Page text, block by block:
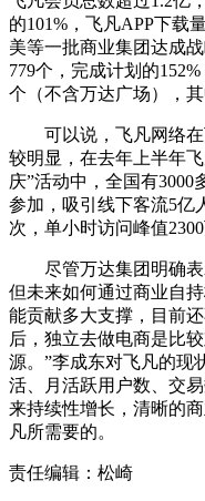
的101%，飞凡APP下载
美等一批商业集团达成
779个，完成计划的
个（不含万达广场），其
可以说，飞凡网络在
较明显，在去年上半年
庆”活动中，全国有
参加，吸引线下客流5亿
次，单小时访问峰值2300
尽管万达集团明确表
但未来如何通过商业自
能贡献多大支撑，目前
后，独立去做电商是比
源。”李成东对飞凡的现
活、月活跃用户数、交
来持续性增长，清晰的
凡所需要的。
责任编辑：松崎